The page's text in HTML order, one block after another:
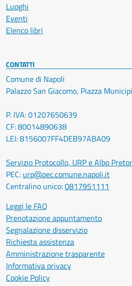
Luoghi
Eventi
Elenco libri
CONTATTI
Comune di Napoli
Palazzo San Giacomo, Piazza
P. IVA: 01207650639
CF: 80014890638
LEI: 8156007FF4DEB97ABA09
Servizio Protocollo, URP e Albo
PEC: urp@pec.comune.napoli.it
Centralino unico:0817951111
Leggi le FAQ
Prenotazione appuntamento
Segnalazione disservizio
Richiesta assistenza
Amministrazione trasparente
Informativa privacy
Cookie Policy